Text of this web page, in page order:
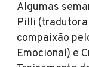
Algumas
Pilli
compaixão
Emocional) e